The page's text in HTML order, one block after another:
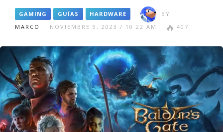
GAMING GUÍAS HARDWARE
BY
MARCO
NOVIEMBRE 9, 2023 / 10:22 AM 407